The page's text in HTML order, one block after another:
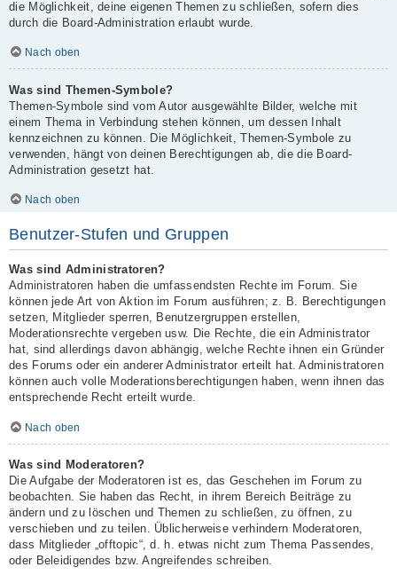
die Möglichkeit, deine eigenen Themen zu schließen, sofern dies
durch die Board-Administration erlaubt wurde.
Nach oben
Was sind Themen-Symbole?
Themen-Symbole sind vom Autor ausgewählte Bilder, welche mit
einem Thema in Verbindung stehen können, um dessen Inhalt
kennzeichnen zu können. Die Möglichkeit, Themen-Symbole zu
verwenden, hängt von deinen Berechtigungen ab, die die Board-
Administration gesetzt hat.
Nach oben
Benutzer-Stufen und Gruppen
Was sind Administratoren?
Administratoren haben die umfassendsten Rechte im Forum. Sie
können jede Art von Aktion im Forum ausführen; z. B. Berechtigungen
setzen, Mitglieder sperren, Benutzergruppen erstellen,
Moderationsrechte vergeben usw. Die Rechte, die ein Administrator
hat, sind allerdings davon abhängig, welche Rechte ihnen ein Gründer
des Forums oder ein anderer Administrator erteilt hat. Administratoren
können auch volle Moderationsberechtigungen haben, wenn ihnen das
entsprechende Recht erteilt wurde.
Nach oben
Was sind Moderatoren?
Die Aufgabe der Moderatoren ist es, das Geschehen im Forum zu
beobachten. Sie haben das Recht, in ihrem Bereich Beiträge zu
ändern und zu löschen und Themen zu schließen, zu öffnen, zu
verschieben und zu teilen. Üblicherweise verhindern Moderatoren,
dass Mitglieder „offtopic“, d. h. etwas nicht zum Thema Passendes,
oder Beleidigendes bzw. Angreifendes schreiben.